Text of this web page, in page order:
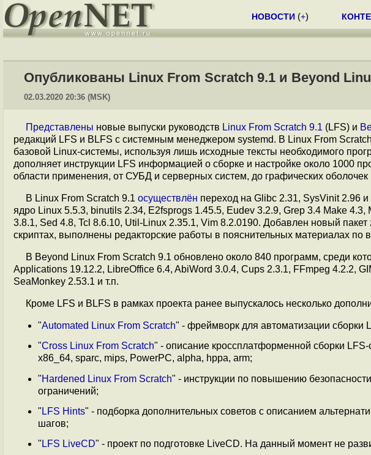
НОВОСТИ (+)
Опубликованы Linux From Scratch 9.1 и Beyond
02.03.2020 20:36 (MSK)
Представлены новые выпуски руководств Linux From Scratch 9.1 (LFS) и
редакций LFS и BLFS с системным менеджером systemd. В Linux From
базовой Linux-системы, используя лишь исходные тексты необходимого
дополняет инструкции LFS информацией о сборке и настройке около 1000
области применения, от СУБД и серверных систем, до графических
В Linux From Scratch 9.1 осуществлён переход на Glibc 2.31, SysVinit 2.96
ядро Linux 5.5.3, binutils 2.34, E2fsprogs 1.45.5, Eudev 3.2.9, Grep 3.4 Make
3.8.1, Sed 4.8, Tcl 8.6.10, Util-Linux 2.35.1, Vim 8.2.0190. Добавлен новый
скриптах, выполнены редакторские работы в пояснительных материалах по
В Beyond Linux From Scratch 9.1 обновлено около 840 программ, среди
Applications 19.12.2, LibreOffice 6.4, AbiWord 3.0.4, Cups 2.3.1, FFmpeg 4.2.2,
SeaMonkey 2.53.1 и т.п.
Кроме LFS и BLFS в рамках проекта ранее выпускалось несколько
"Automated Linux From Scratch" - фреймворк для автоматизации сборки
"Cross Linux From Scratch" - описание кроссплатформенной сборки
x86_64, sparc, mips, PowerPC, alpha, hppa, arm;
"Hardened Linux From Scratch" - инструкции по повышению
ограничений;
" LFS Hints" - подборка дополнительных советов с описанием
шагов;
" LFS LiveCD" - проект по подготовке LiveCD. На данный момент не